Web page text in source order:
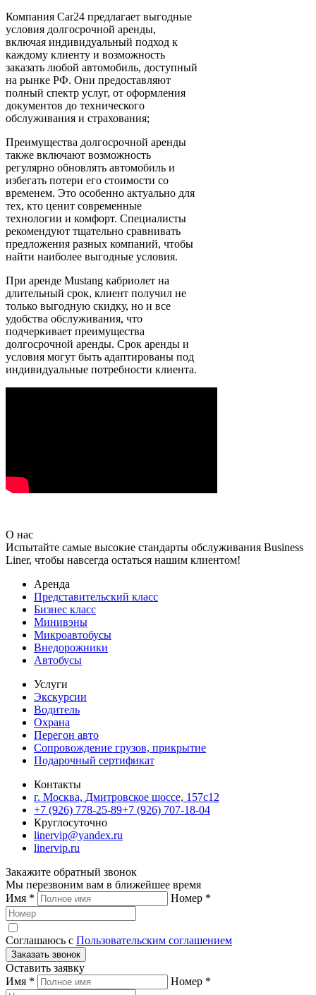
Компания Car24 предлагает выгодные
условия долгосрочной аренды,
включая индивидуальный подход к
каждому клиенту и возможность
заказать любой автомобиль, доступный
на рынке РФ. Они предоставляют
полный спектр услуг, от оформления
документов до технического
обслуживания и страхования;
Преимущества долгосрочной аренды
также включают возможность
регулярно обновлять автомобиль и
избегать потери его стоимости со
временем. Это особенно актуально для
тех, кто ценит современные
технологии и комфорт. Специалисты
рекомендуют тщательно сравнивать
предложения разных компаний, чтобы
найти наиболее выгодные условия.
При аренде Mustang кабриолет на
длительный срок, клиент получил не
только выгодную скидку, но и все
удобства обслуживания, что
подчеркивает преимущества
долгосрочной аренды. Срок аренды и
условия могут быть адаптированы под
индивидуальные потребности клиента.
О нас
Испытайте самые высокие стандарты обслуживания Business
Liner, чтобы навсегда остаться нашим клиентом!
Аренда
Представительский класс
Бизнес класс
Минивэны
Микроавтобусы
Внедорожники
Автобусы
Услуги
Экскурсии
Водитель
Охрана
Перегон авто
Сопровождение грузов, прикрытие
Подарочный сертификат
Контакты
г. Москва, Дмитровское шоссе, 157c12
+7 (926) 778-25-89+7 (926) 707-18-04
Круглосуточно
linervip@yandex.ru
linervip.ru
Закажите обратный звонок
Мы перезвоним вам в ближейшее время
Имя * Номер *
Соглашаюсь с Пользовательским соглашением
Заказать звонок
Оставить заявку
Имя * Номер *